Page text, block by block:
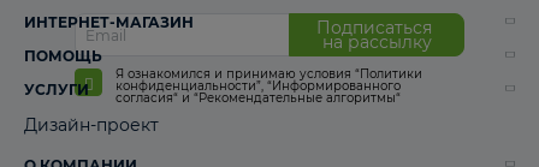
Подписаться
на рассылку
Я ознакомился и принимаю условия “Политики
конфиденциальности”, “Информированного
согласия“ и “Рекомендательные алгоритмы“
ИНТЕРНЕТ-МАГАЗИН
ПОМОЩЬ
УСЛУГИ
Дизайн-проект